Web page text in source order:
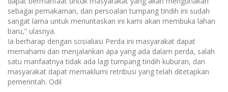
sebagai pemakaman, dan persoalan tumpang tindih ini sudah
sangat lama untuk menuntaskan ini kami akan membuka lahan
baru,” ulasnya.
Ia berharap dengan sosialiasi Perda ini masyarakat dapat
memahami dan menjalankan apa yang ada dalam perda, salah
satu manfaatnya tidak ada lagi tumpang tindih kuburan, dan
masyarakat dapat memaklumi retribusi yang telah ditetapkan
pemerintah. Odil